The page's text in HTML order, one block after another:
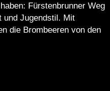
Fürstenbrunner Weg
und Jugendstil. Mit
die Brombeeren von den